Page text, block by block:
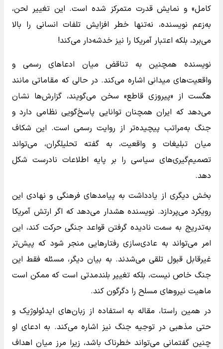
کامل» و نمایش قدرت متمرکز شده است. این تغییر لحن،
به‌زعم نویسنده، نه‌تنها خطر افزایش تلفات انسانی را بالا
می‌برد، بلکه اعتبار آمریکا را نیز خدشه‌دار می‌کند!
نویسنده همچنین به تناقض میان ادعاهای رسمی و
واقعیت‌های میدانی اشاره می‌کند. در حالی که مقاماتی مانند
هگست از «پیروزی قاطع» سخن می‌گویند، گزارش‌ها نشان
می‌دهد که ایران همچنان توانایی پاسخ‌گویی نظامی دارد و
جنگ به‌مراتب پیچیده‌تر از روایت رسمی است. این شکاف
میان تبلیغات و واقعیت، به گفته تحلیلگران، می‌تواند
تصمیم‌گیری‌های سیاسی را بر پایه اطلاعات نادرست شکل
دهد.
بخش دیگری از یادداشت به پیامدهای فرهنگی و نهادی این
رویکرد می‌پردازد. نویسنده هشدار می‌دهد که اگر ارتش آمریکا
به‌تدریج به سمت نادیده گرفتن قواعد جنگی حرکت کند، این
امر می‌تواند به عادی‌سازی رفتارهایی منجر شود که پیش‌تر
غیرقابل قبول تلقی می‌شدند. به بیان دیگر، مسئله فقط این
جنگ خاص نیست، بلکه تغییر بلندمدتی است که ممکن است
ماهیت نیروهای مسلح را دگرگون کند.
در همین راستا، مقاله به استفاده از زبان‌های ایدئولوژیک و
حتی مذهبی در توجیه جنگ نیز اشاره می‌کند. به ادعای او
چنین گفتمانی می‌تواند خطرناک باشد، زیرا مرز میان اهداف